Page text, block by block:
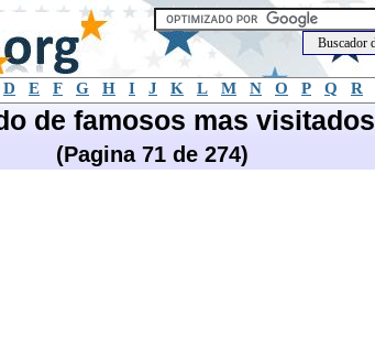
D E F G H I J K L M N O P Q R
de famosos mas visitados
(Pagina 71 de 274)